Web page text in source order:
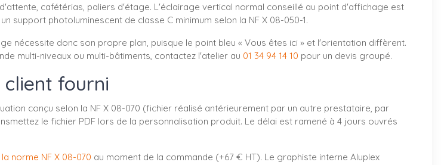
cafétérias, paliers d'étage. L'éclairage vertical normal conseillé au point d'affichage est
support photoluminescent de classe C minimum selon la NF X 08-050-1.
nécessite donc son propre plan, puisque le point bleu « Vous êtes ici » et l'orientation diffèrent.
multi-niveaux ou multi-bâtiments, contactez l'atelier au 01 34 94 14 10 pour un devis groupé.
fourni
conçu selon la NF X 08-070 (fichier réalisé antérieurement par un autre prestataire, par
le fichier PDF lors de la personnalisation produit. Le délai est ramené à 4 jours ouvrés
norme NF X 08-070 au moment de la commande (+67 € HT). Le graphiste interne Aluplex